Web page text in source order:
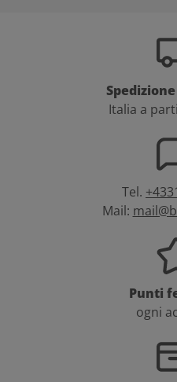
Italia a
Tel.
Mail:
Punti
ogni